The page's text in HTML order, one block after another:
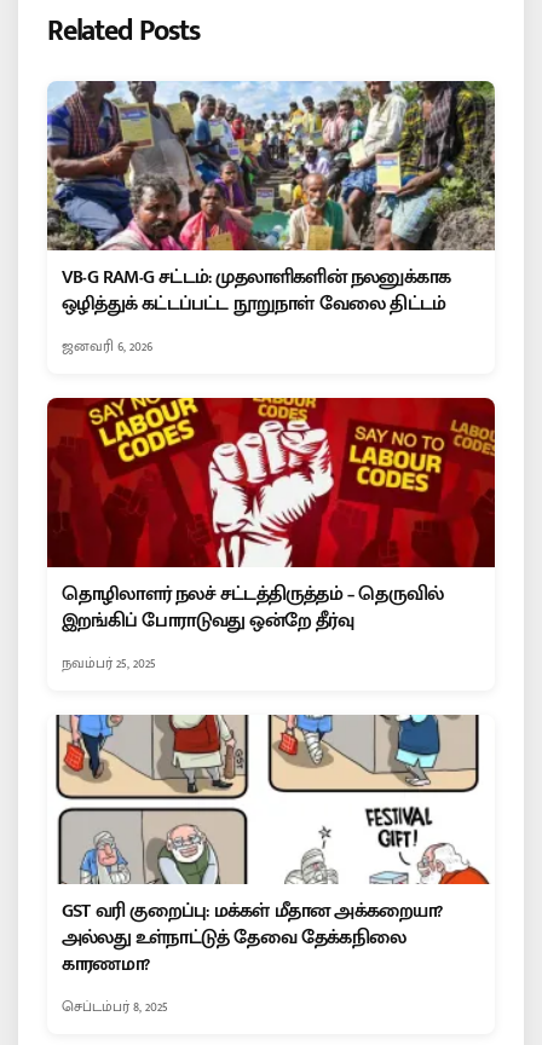
Related Posts
VB-G RAM-G சட்டம்: முதலாளிகளின் நலனுக்காக
ஒழித்துக் கட்டப்பட்ட நூறுநாள் வேலை திட்டம்
ஜனவரி 6, 2026
தொழிலாளர் நலச் சட்டத்திருத்தம் – தெருவில்
இறங்கிப் போராடுவது ஒன்றே தீர்வு
நவம்பர் 25, 2025
GST வரி குறைப்பு: மக்கள் மீதான அக்கறையா?
அல்லது உள்நாட்டுத் தேவை தேக்கநிலை
காரணமா?
செப்டம்பர் 8, 2025